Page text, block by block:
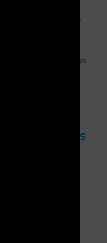
en hauteur, récupérés et
gestion plus flexible des
gestion des